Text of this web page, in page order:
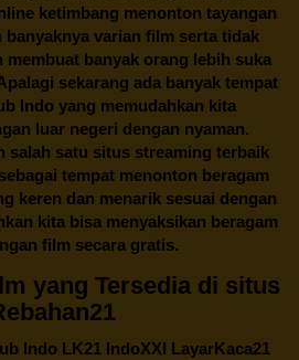
ketimbang menonton tayangan
varian film serta tidak
membuat banyak orang lebih suka
sekarang ada banyak tempat
Indo yang memudahkan kita
luar negeri dengan nyaman.
salah satu situs streaming terbaik
tempat menonton beragam
keren dan menarik sesuai dengan
kita bisa menyaksikan beragam
film secara gratis.
yang Tersedia di situs
Indo LK21 IndoXXI LayarKaca21